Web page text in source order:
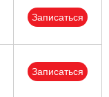
Записаться
Записаться